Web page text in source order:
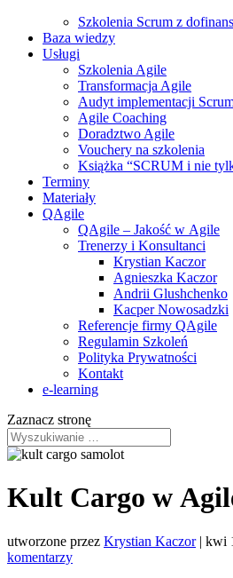
Szkolenia Scrum z
Baza wiedzy
Usługi
Szkolenia Agile
Transformacja Agile
Audyt implementacji
Agile Coaching
Doradztwo Agile
Vouchery na szkolenia
Książka “SCRUM i nie
Terminy
Materiały
QAgile
QAgile – Jakość w Agile
Trenerzy i Konsultanci
Krystian Kaczor
Agnieszka Kaczor
Andrii Glushchenko
Kacper Nowosadzki
Referencje firmy QAgile
Regulamin Szkoleń
Polityka Prywatności
Kontakt
e‑learning
Zaznacz stronę
Kult Cargo w
utworzone przez Krystian Kaczor| kwi
komentarzy